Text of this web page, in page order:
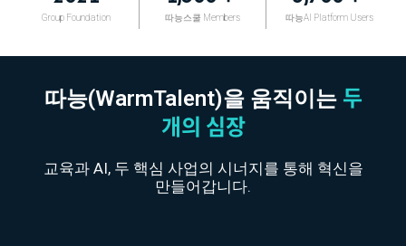
Group Foundation 따능스쿨 Members 따능AI Platform Users
따능(WarmTalent)을 움직이는 두
개의 심장
교육과 AI, 두 핵심 사업의 시너지를 통해 혁신을
만들어갑니다.